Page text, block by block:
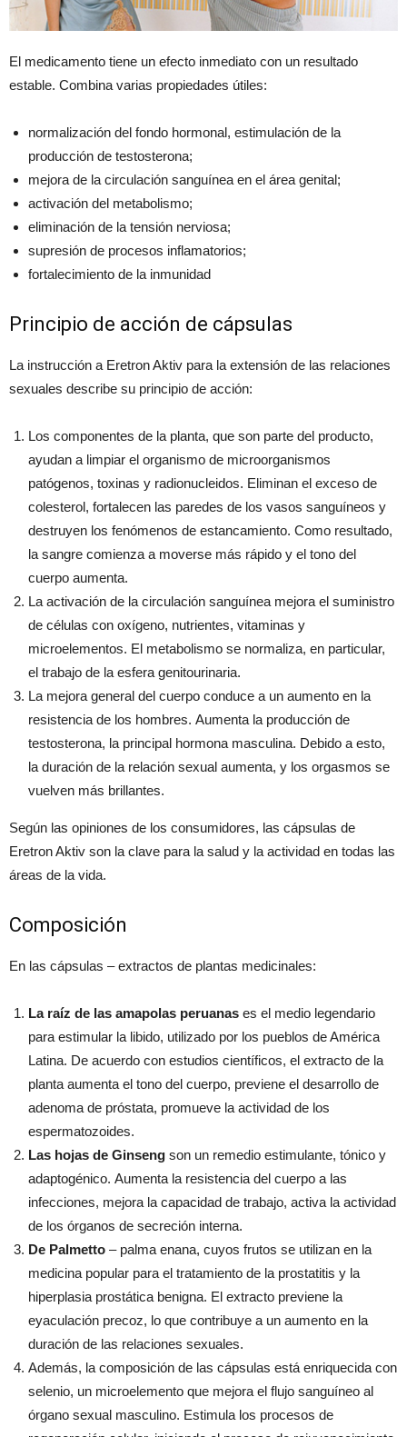
El medicamento tiene un efecto inmediato con un resultado
estable. Combina varias propiedades útiles:
normalización del fondo hormonal, estimulación de la
producción de testosterona;
mejora de la circulación sanguínea en el área genital;
activación del metabolismo;
eliminación de la tensión nerviosa;
supresión de procesos inflamatorios;
fortalecimiento de la inmunidad
Principio de acción de cápsulas
La instrucción a Eretron Aktiv para la extensión de las relaciones
sexuales describe su principio de acción:
Los componentes de la planta, que son parte del producto,
ayudan a limpiar el organismo de microorganismos
patógenos, toxinas y radionucleidos. Eliminan el exceso de
colesterol, fortalecen las paredes de los vasos sanguíneos y
destruyen los fenómenos de estancamiento. Como resultado,
la sangre comienza a moverse más rápido y el tono del
cuerpo aumenta.
La activación de la circulación sanguínea mejora el suministro
de células con oxígeno, nutrientes, vitaminas y
microelementos. El metabolismo se normaliza, en particular,
el trabajo de la esfera genitourinaria.
La mejora general del cuerpo conduce a un aumento en la
resistencia de los hombres. Aumenta la producción de
testosterona, la principal hormona masculina. Debido a esto,
la duración de la relación sexual aumenta, y los orgasmos se
vuelven más brillantes.
Según las opiniones de los consumidores, las cápsulas de
Eretron Aktiv son la clave para la salud y la actividad en todas las
áreas de la vida.
Composición
En las cápsulas – extractos de plantas medicinales:
La raíz de las amapolas peruanas es el medio legendario
para estimular la libido, utilizado por los pueblos de América
Latina. De acuerdo con estudios científicos, el extracto de la
planta aumenta el tono del cuerpo, previene el desarrollo de
adenoma de próstata, promueve la actividad de los
espermatozoides.
Las hojas de Ginseng son un remedio estimulante, tónico y
adaptogénico. Aumenta la resistencia del cuerpo a las
infecciones, mejora la capacidad de trabajo, activa la actividad
de los órganos de secreción interna.
De Palmetto – palma enana, cuyos frutos se utilizan en la
medicina popular para el tratamiento de la prostatitis y la
hiperplasia prostática benigna. El extracto previene la
eyaculación precoz, lo que contribuye a un aumento en la
duración de las relaciones sexuales.
Además, la composición de las cápsulas está enriquecida con
selenio, un microelemento que mejora el flujo sanguíneo al
órgano sexual masculino. Estimula los procesos de